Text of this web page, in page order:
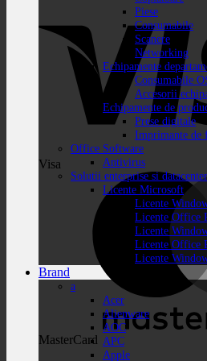
Visa
MasterCard
Piese
Consumabile
Scanere
Networking
Echipamente
Consumabile
Accesorii
Echipamente de
Prese digitale
Imprimante de
Office Software
Antivirus
Solutii enterprise si datacenter
Licente Microsoft
Licente
Licente Office
Licente
Licente Office
Licente
Brand
a
Acer
Alienware
AOC
APC
Apple